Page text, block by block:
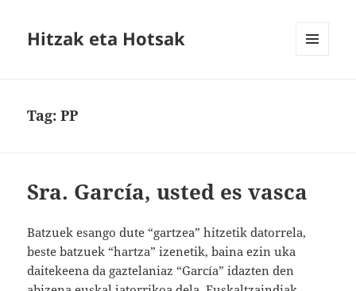
Hitzak eta Hotsak
Tag:PP
Sra. García, usted es vasca
Batzuek esango dute “gartzea” hitzetik datorrela,
beste batzuek “hartza” izenetik, baina ezin uka
daitekeena da gaztelaniaz “García” idazten den